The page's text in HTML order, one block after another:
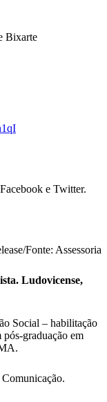
Bixarte
e Twitter.
Fonte: Assessoria
Ludovicense,
Social – habilitação
graduação em
Comunicação.